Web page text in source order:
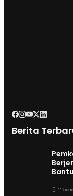
Berita
11